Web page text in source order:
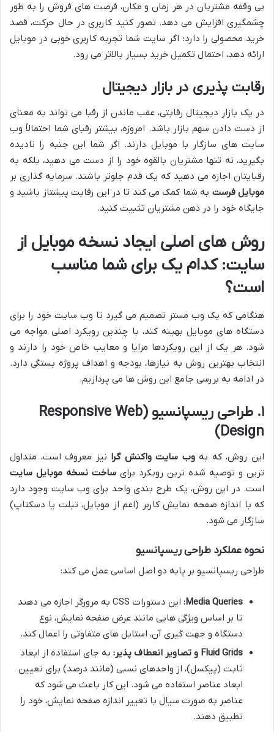
بی وقفه مشتریان در هر زمان و مکان، فرصت های فروش را به طور
چشمگیری افزایش می دهد. تصور کنید کاربری در حال حرکت، قصد
خرید محصولی را دارد؛ اگر سایت شما تجربه کاربری خوبی در موبایل
ارائه دهد، احتمال تکمیل خرید بسیار بالاتر می رود.
رقابت پذیری در بازار دیجیتال
در یک بازار دیجیتال رقابتی، عقب ماندن از رقبا می تواند به معنای
از دست دادن سهم بازار باشد. امروزه، بیشتر رقبای شما احتمالاً وب
سایت های سازگار با موبایل دارند. اگر شما این جنبه را نادیده
بگیرید، نه تنها مشتریان بالقوه خود را از دست می دهید، بلکه به
رقبایتان اجازه می دهید که یک قدم جلوتر باشند. سرمایه گذاری بر
موبایل فرست به شما کمک می کند تا در این رقابت پیشتاز باشید و
جایگاه خود را در ذهن مشتریان تثبیت کنید.
روش های اصلی ایجاد نسخه موبایل از
سایت: کدام یک برای شما مناسب
است؟
هنگامی که یک وب مستر تصمیم می گیرد تا وب سایت خود را برای
دستگاه های موبایل بهینه کند، با چندین رویکرد اصلی مواجه می
شود. هر یک از این رویکردها مزایا و معایب خاص خود را دارند و
انتخاب بهترین روش به نیازها، بودجه و اهداف پروژه بستگی دارد.
در ادامه به بررسی جامع این روش ها می پردازیم.
۱. طراحی ریسپانسیو (Responsive Web
Design)
این روش، که بهوب سایت واکنش گرا نیز معروف است، متداول
ترین و توصیه شده ترین رویکرد برای ساخت نسخه موبایل سایت
است. در این روش، یک طرح بندی واحد برای وب سایت وجود دارد
که با اندازه صفحه نمایش کاربر (اعم از موبایل، تبلت یا دسکتاپ)
سازگار می شود.
نحوه عملکرد طراحی ریسپانسیو
طراحی ریسپانسیو بر پایه دو اصل اساسی عمل می کند:
Media Queries:
این دستورات CSS به مرورگر اجازه می دهند
تا بر اساس ویژگی هایی مانند عرض صفحه نمایش، نوع
دستگاه و جهت گیری آن، استایل های متفاوتی را اعمال کند.
Fluid Grids و تصاویر انعطاف پذیر:
به جای استفاده از ابعاد
ثابت (پیکسل)، از واحدهای نسبی (مانند درصد) برای تعیین
ابعاد عناصر استفاده می شود. این کار باعث می شود که
عناصر به صورت سیال با تغییر اندازه صفحه نمایش، خود را
تطبیق دهند.